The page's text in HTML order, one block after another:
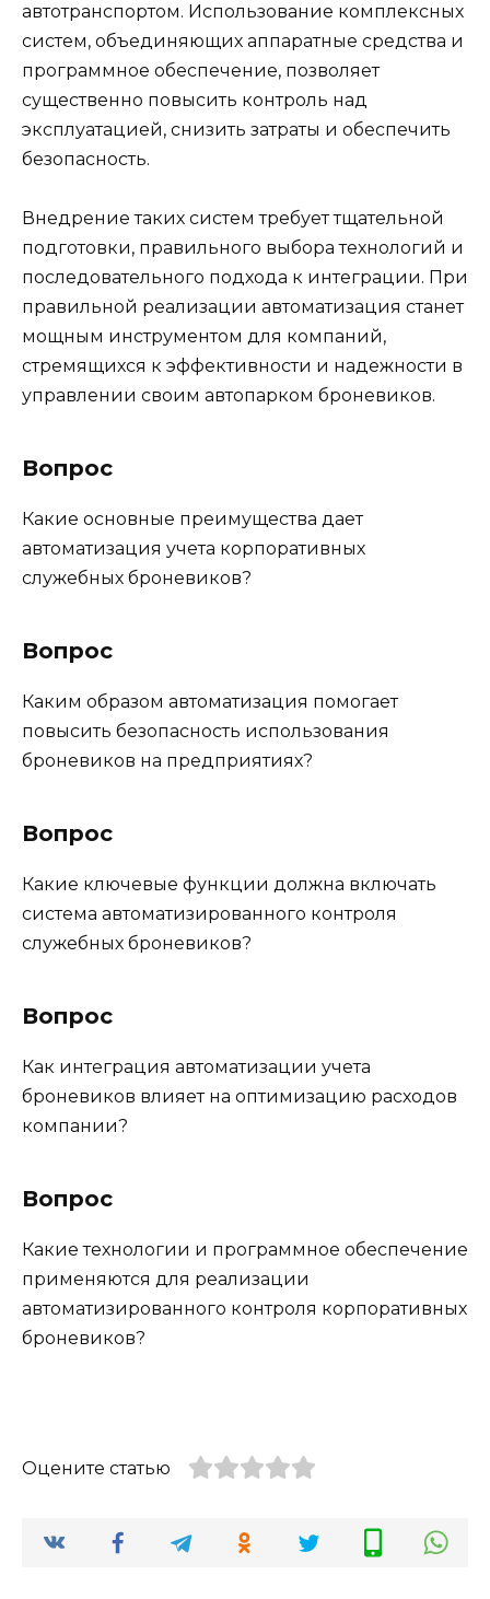
автотранспортом. Использование комплексных
систем, объединяющих аппаратные средства и
программное обеспечение, позволяет
существенно повысить контроль над
эксплуатацией, снизить затраты и обеспечить
безопасность.
Внедрение таких систем требует тщательной
подготовки, правильного выбора технологий и
последовательного подхода к интеграции. При
правильной реализации автоматизация станет
мощным инструментом для компаний,
стремящихся к эффективности и надежности в
управлении своим автопарком броневиков.
Вопрос
Какие основные преимущества дает
автоматизация учета корпоративных
служебных броневиков?
Вопрос
Каким образом автоматизация помогает
повысить безопасность использования
броневиков на предприятиях?
Вопрос
Какие ключевые функции должна включать
система автоматизированного контроля
служебных броневиков?
Вопрос
Как интеграция автоматизации учета
броневиков влияет на оптимизацию расходов
компании?
Вопрос
Какие технологии и программное обеспечение
применяются для реализации
автоматизированного контроля корпоративных
броневиков?
Оцените статью